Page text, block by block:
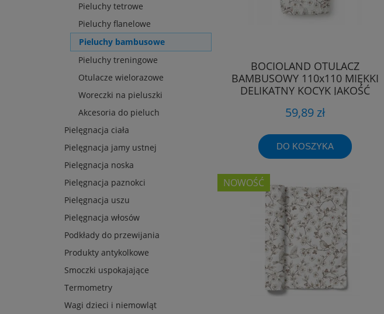
Pieluchy tetrowe
Pieluchy flanelowe
Pieluchy bambusowe
Pieluchy treningowe
Otulacze wielorazowe
Woreczki na pieluszki
Akcesoria do pieluch
Pielęgnacja ciała
Pielęgnacja jamy ustnej
Pielęgnacja noska
Pielęgnacja paznokci
Pielęgnacja uszu
Pielęgnacja włosów
Podkłady do przewijania
Produkty antykolkowe
Smoczki uspokajające
Termometry
Wagi dzieci i niemowląt
BOCIOLAND OTULACZ
BAMBUSOWY 110x110 MIĘKKI
DELIKATNY KOCYK JAKOŚĆ
59,89 zł
DO KOSZYKA
NOWOŚĆ